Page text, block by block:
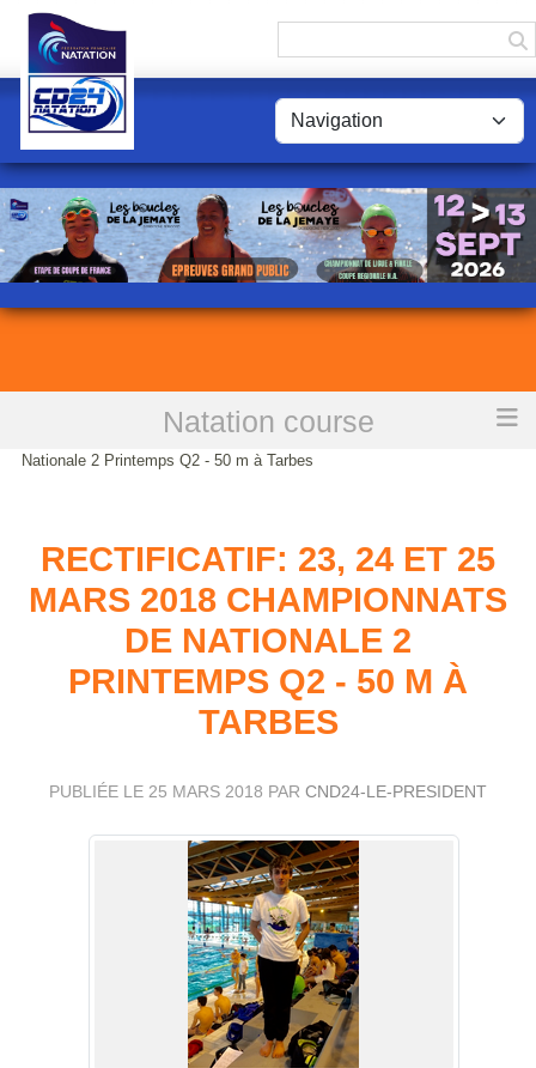
Natation course
Rectificatif: 23, 24 et 25 Mars 2018 Championnats de
Nationale 2 Printemps Q2 - 50 m à Tarbes
RECTIFICATIF: 23, 24 ET 25
MARS 2018 CHAMPIONNATS
DE NATIONALE 2
PRINTEMPS Q2 - 50 M À
TARBES
PUBLIÉE LE 25 MARS 2018 PAR CND24-LE-PRESIDENT
Panneau de gestion des cookies